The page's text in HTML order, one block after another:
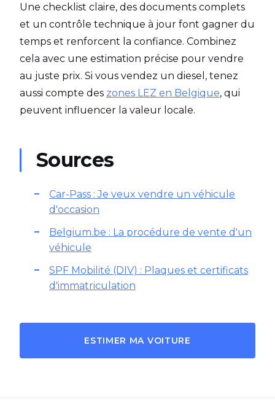
Une checklist claire, des documents complets
et un contrôle technique à jour font gagner du
temps et renforcent la confiance. Combinez
cela avec une estimation précise pour vendre
au juste prix. Si vous vendez un diesel, tenez
aussi compte des zones LEZ en Belgique, qui
peuvent influencer la valeur locale.
Sources
Car-Pass : Je veux vendre un véhicule
d'occasion
Belgium.be : La procédure de vente d'un
véhicule
SPF Mobilité (DIV) : Plaques et certificats
d'immatriculation
ESTIMER MA VOITURE